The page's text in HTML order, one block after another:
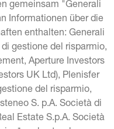
gemeinsam "Generali
Informationen über die
enthalten: Generali
gestione del risparmio,
Aperture Investors
UK Ltd), Plenisfer
del risparmio,
S. p.A. Società di
Estate S.p.A. Società